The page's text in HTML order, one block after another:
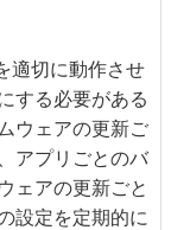
適切に動作させ
する必要がある
ウェアの更新ご
アプリごとのバ
ェアの更新ごと
設定を定期的に